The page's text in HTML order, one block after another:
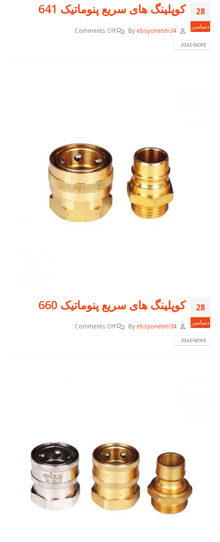
28
دسامبر
کوپلینگ های سریع پنوماتیک 641
By ebsyonetim34
Comments Off
READ MORE...
28
دسامبر
کوپلینگ های سریع پنوماتیک 660
By ebsyonetim34
Comments Off
READ MORE...